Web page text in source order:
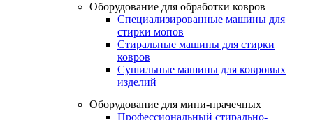
Оборудование для обработки ковров
Специализированные машины для
стирки мопов
Стиральные машины для стирки
ковров
Сушильные машины для ковровых
изделий
Оборудование для мини-прачечных
Профессиональный стирально-